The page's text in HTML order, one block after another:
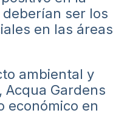
ser los
en las áreas
ambiental y
Acqua Gardens
económico en